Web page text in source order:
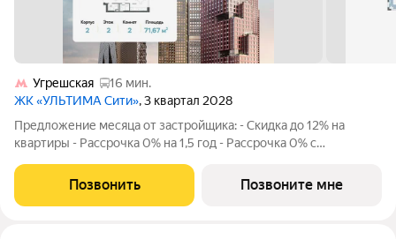
Угрешская
16 мин.
ЖК «УЛЬТИМА Сити», 3 квартал 2028
Предложение месяца от застройщика: - Скидка до 12% на
квартиры - Рассрочка 0% на 1,5 год - Рассрочка 0% с
7% на 7 лет - Семейная ипотека без удорожания, ставка 4% -
Ипотека для всех на весь
Позвонить Позвоните мне